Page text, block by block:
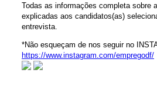
Todas as informações completa sobre
explicadas aos candidatos(as)
entrevista.
*Não esqueçam de nos seguir no
https://www.instagram.com/empregodf/